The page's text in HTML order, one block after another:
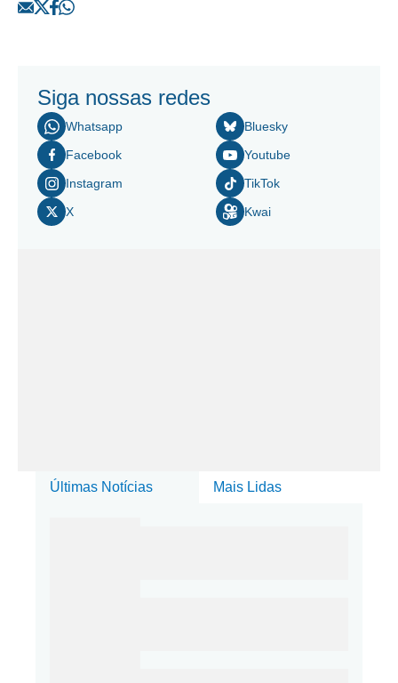
Siga nossas redes
Whatsapp
Facebook
Instagram
X
Bluesky
Youtube
TikTok
Kwai
Últimas Notícias Mais Lidas